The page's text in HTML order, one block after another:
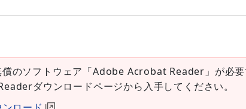
のソフトウェア「Adobe Acrobat Reader」が必
ダウンロードページから入手してください。